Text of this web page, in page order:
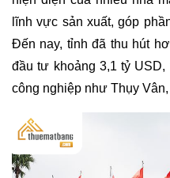
lĩnh vực sản xuất, góp
Đến nay, tỉnh đã thu hút
đầu tư khoảng 3,1 tỷ
công nghiệp như Thụy